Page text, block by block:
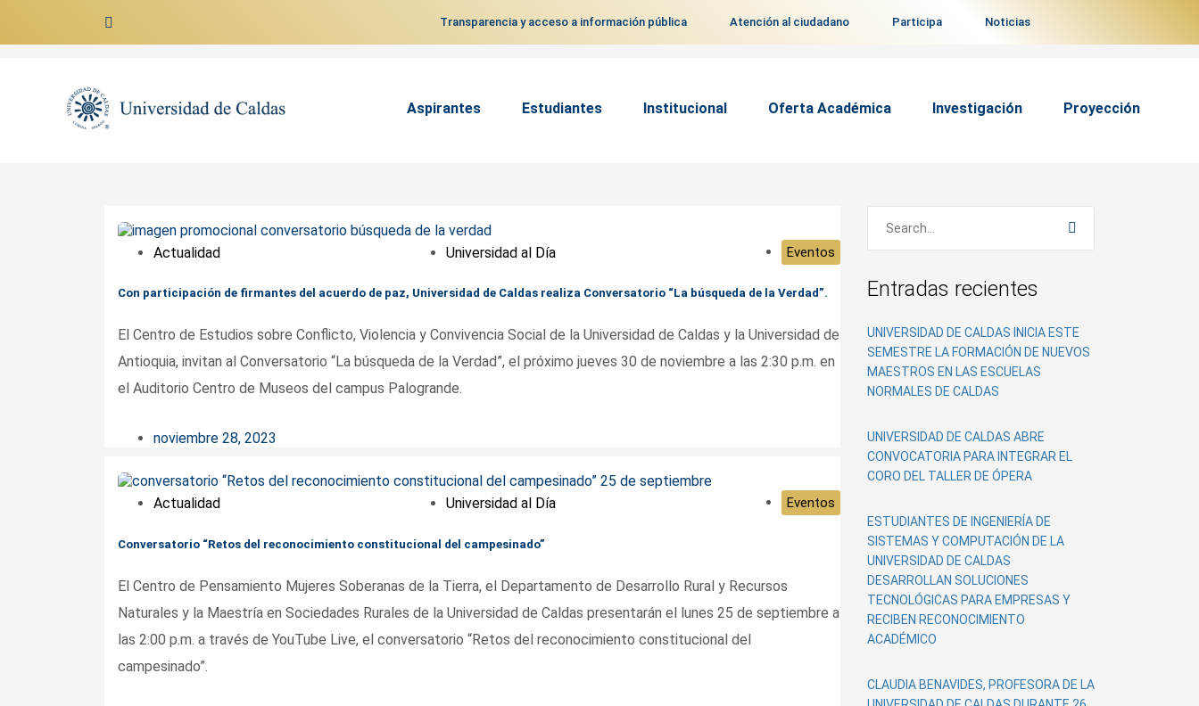
Transparencia y acceso a información pública Atención al ciudadano Participa Noticias
Aspirantes Estudiantes Institucional Oferta Académica Investigación Proyección
Actualidad Universidad al Día Eventos
Con participación de firmantes del acuerdo de paz, Universidad de Caldas realiza Conversatorio “La búsqueda de la Verdad”.
El Centro de Estudios sobre Conflicto, Violencia y Convivencia Social de la Universidad de Caldas y la Universidad de
Antioquia, invitan al Conversatorio “La búsqueda de la Verdad”, el próximo jueves 30 de noviembre a las 2:30 p.m. en
el Auditorio Centro de Museos del campus Palogrande.
noviembre 28, 2023
Actualidad Universidad al Día Eventos
Conversatorio “Retos del reconocimiento constitucional del campesinado”
El Centro de Pensamiento Mujeres Soberanas de la Tierra, el Departamento de Desarrollo Rural y Recursos
Naturales y la Maestría en Sociedades Rurales de la Universidad de Caldas presentarán el lunes 25 de septiembre a
las 2:00 p.m. a través de YouTube Live, el conversatorio “Retos del reconocimiento constitucional del
campesinado”.
Entradas recientes
UNIVERSIDAD DE CALDAS INICIA ESTE
SEMESTRE LA FORMACIÓN DE NUEVOS
MAESTROS EN LAS ESCUELAS
NORMALES DE CALDAS
UNIVERSIDAD DE CALDAS ABRE
CONVOCATORIA PARA INTEGRAR EL
CORO DEL TALLER DE ÓPERA
ESTUDIANTES DE INGENIERÍA DE
SISTEMAS Y COMPUTACIÓN DE LA
UNIVERSIDAD DE CALDAS
DESARROLLAN SOLUCIONES
TECNOLÓGICAS PARA EMPRESAS Y
RECIBEN RECONOCIMIENTO
ACADÉMICO
CLAUDIA BENAVIDES, PROFESORA DE LA